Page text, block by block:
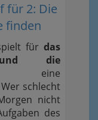
für 2: Die
finden
für das
und die
eine
schlecht
nicht
des